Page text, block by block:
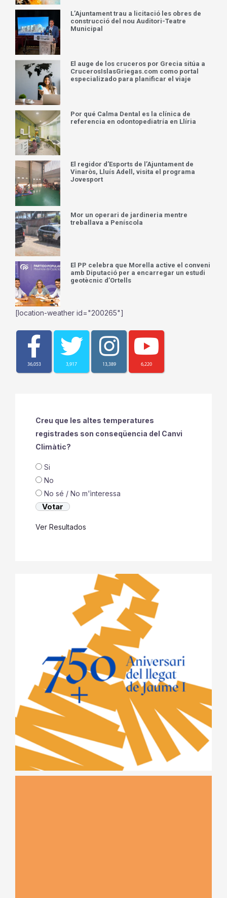
L’Ajuntament trau a licitació les obres de
construcció del nou Auditori-Teatre
Municipal
El auge de los cruceros por Grecia sitúa a
CrucerosIslasGriegas.com como portal
especializado para planificar el viaje
Por qué Calma Dental es la clínica de
referencia en odontopediatría en Llíria
El regidor d’Esports de l’Ajuntament de
Vinaròs, Lluís Adell, visita el programa
Jovesport
Mor un operari de jardineria mentre
treballava a Peníscola
El PP celebra que Morella active el conveni
amb Diputació per a encarregar un estudi
geotècnic d’Ortells
[location-weather id="200265"]
36,053 3,917 13,389 6,220
Creu que les altes temperatures
registrades son conseqüencia del Canvi
Climàtic?
Si
No
No sé / No m'ìnteressa
Ver Resultados